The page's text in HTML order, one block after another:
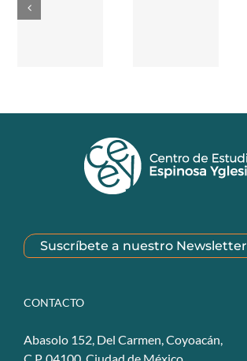
Suscríbete a nuestro Newsletter
CONTACTO
Abasolo 152, Del Carmen, Coyoacán,